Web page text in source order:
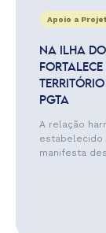
Apoio a
NA ILHA
PGTA
A relação
estabelecido
manifesta